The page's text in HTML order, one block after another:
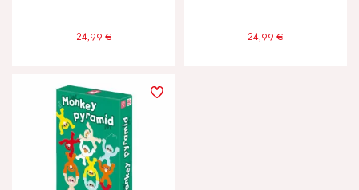
24,99 € 24,99 €